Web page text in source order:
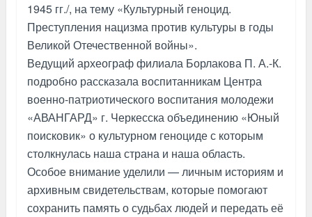
1945 гг./, на тему «Культурный геноцид.
Преступления нацизма против культуры в годы
Великой Отечественной войны».
Ведущий археограф филиала Борлакова П. А.-К.
подробно рассказала воспитанникам Центра
военно-патриотического воспитания молодежи
«АВАНГАРД» г. Черкесска объединению «Юный
поисковик» о культурном геноциде с которым
столкнулась наша страна и наша область.
Особое внимание уделили — личным историям и
архивным свидетельствам, которые помогают
сохранить память о судьбах людей и передать её